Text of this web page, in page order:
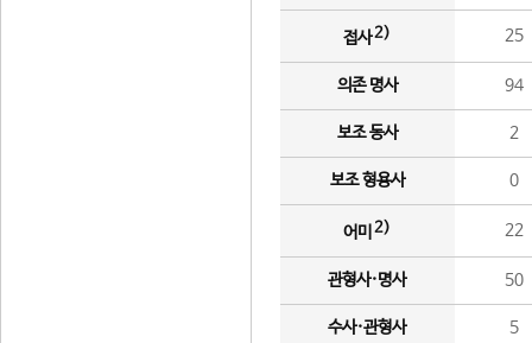
접사2) 25
의존 명사 94
보조 동사 2
보조 형용사 0
어미 2) 22
관형사·명사 50
수사·관형사 5